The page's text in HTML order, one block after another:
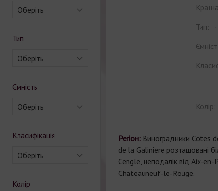
Оберіть
Тип
Оберіть
Ємність
Оберіть
Класифікація
Оберіть
Колір
Тип:
Колір:
Регіон: Виноградники Cotes
de la Galiniere розташовані
Cengle, неподалік від Aix-en-
Chateauneuf-le-Rouge.